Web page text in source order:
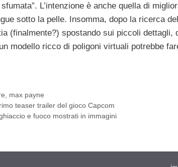
L’intenzione è anche quella di
sotto la pelle. Insomma, dopo la ricerca
(finalmente?) spostando sui piccoli
modello ricco di poligoni virtuali potrebbe
, max payne
teaser trailer del gioco Capcom
e fuoco mostrati in immagini